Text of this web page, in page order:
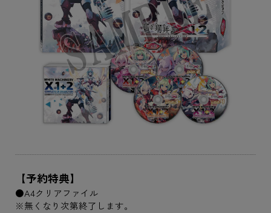
【予約特典】
●A4クリアファイル
※無くなり次第終了します。